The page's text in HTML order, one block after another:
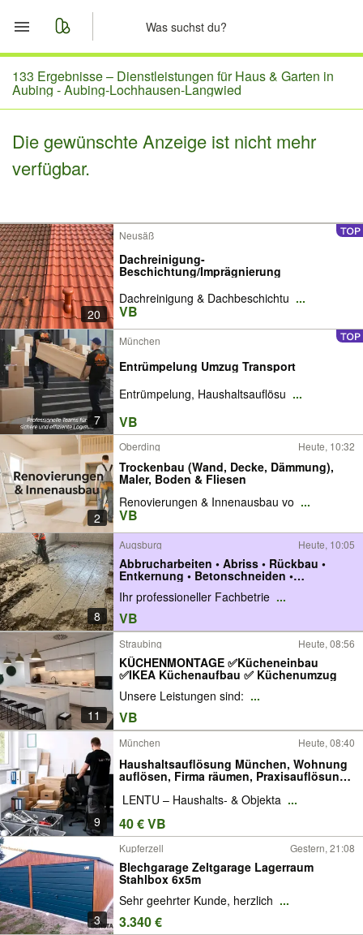
Start
Merkliste
Nachrichten
133 Ergebnisse – Dienstleistungen für Haus & Garten in
Aubing - Aubing-Lochhausen-Langwied
Die gewünschte Anzeige ist nicht mehr
verfügbar.
20
Neusäß
Dachreinigung-
Beschichtung/Imprägnierung
Dachreinigung & Dachbeschichtu ...
VB
7
München
Entrümpelung Umzug Transport
Entrümpelung, Haushaltsauflösu ...
VB
2
Oberding Heute, 10:32
Trockenbau (Wand, Decke, Dämmung),
Maler, Boden & Fliesen
Renovierungen & Innenausbau vo ...
VB
8
Augsburg Heute, 10:05
Abbrucharbeiten • Abriss • Rückbau •
Entkernung • Betonschneiden •
Kernbohrung • Wanddurchbruch – TFW
Bayern
Ihr professioneller Fachbetrie ...
VB
11
Straubing Heute, 08:56
KÜCHENMONTAGE ✅Kücheneinbau
✅IKEA Küchenaufbau ✅ Küchenumzug
Unsere Leistungen sind: ...
VB
9
München Heute, 08:40
Haushaltsauflösung München, Wohnung
auflösen, Firma räumen, Praxisauflösung,
Keller leer räumen, Nachlass
️ LENTU – Haushalts- & Objekta ...
40 € VB
3
Kupferzell Gestern, 21:08
Blechgarage Zeltgarage Lagerraum
Stahlbox 6x5m
Sehr geehrter Kunde, herzlich ...
3.340 €